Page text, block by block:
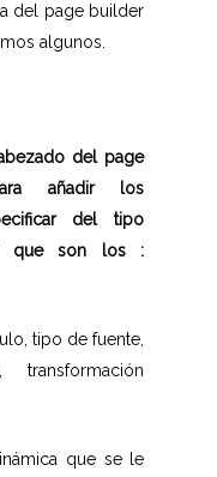
del page builder
algunos.
del page
añadir los
del tipo
que son los :
tipo de fuente,
que se le